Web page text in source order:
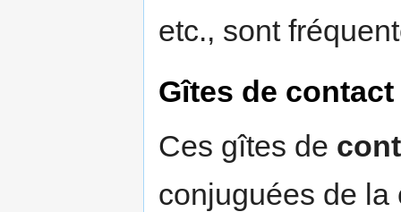
etc., sont
Gîtes de contact
Ces gîtes de
conjuguées de